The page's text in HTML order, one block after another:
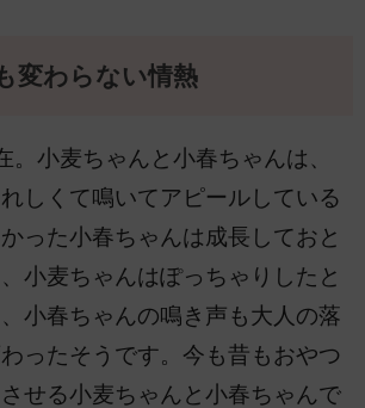
変わらない情熱
。小麦ちゃんと小春ちゃんは、
しくて鳴いてアピールしている
った小春ちゃんは成長しておと
小麦ちゃんはぽっちゃりしたと
小春ちゃんの鳴き声も大人の落
ったそうです。今も昔もおやつ
せる小麦ちゃんと小春ちゃんで